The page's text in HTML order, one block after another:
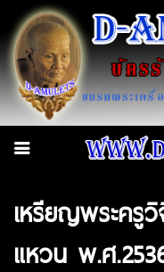
เหรียญพระครู
แหวน พ.ศ